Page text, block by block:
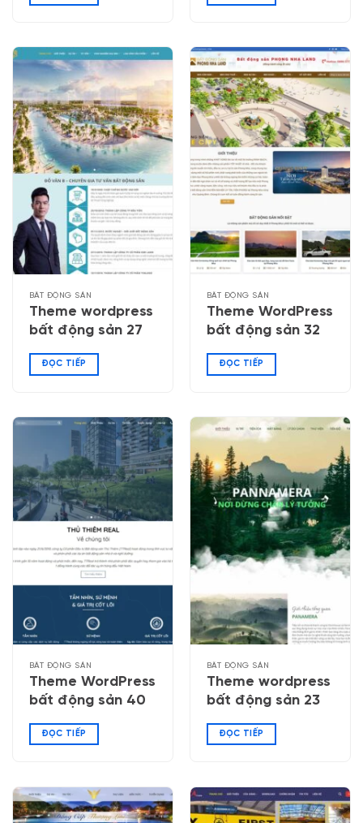
BẤT ĐỘNG SẢN
Theme wordpress
bất động sản 27
ĐỌC TIẾP
BẤT ĐỘNG SẢN
Theme WordPress
bất động sản 32
ĐỌC TIẾP
BẤT ĐỘNG SẢN
Theme WordPress
bất động sản 40
ĐỌC TIẾP
BẤT ĐỘNG SẢN
Theme wordpress
bất động sản 23
ĐỌC TIẾP